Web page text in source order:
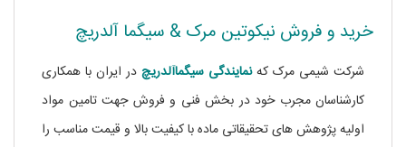
خرید و فروش نیکوتین مرک & سیگما آلدریچ
شرکت شیمی مرک کهنمایندگی سیگماآلدریچ در ایران با همکاری
کارشناسان مجرب خود در بخش فنی و فروش جهت تامین مواد
اولیه پژوهش های تحقیقاتی مادهبا کیفیت بالا و قیمت مناسب را